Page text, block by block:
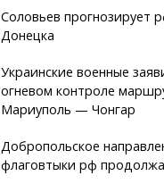
Соловьев прогнозирует
Донецка
Украинские военные
огневом контроле
Мариуполь — Чонгар
Добропольское
флаговтыки рф